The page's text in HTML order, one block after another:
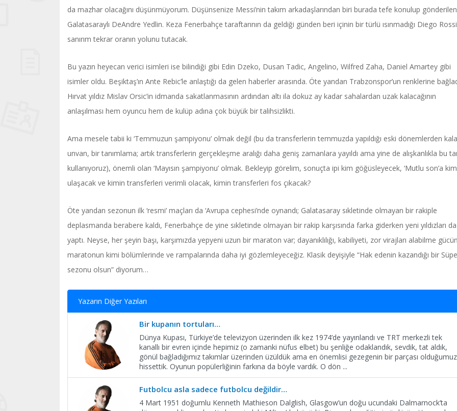
da mazhar olacağını düşünmüyorum. Düşünsenize Messi’nin takım arkadaşlarından biri burada tefe konulup
Galatasaraylı DeAndre Yedlin. Keza Fenerbahçe taraftarının da geldiği günden beri içinin bir türlü ısınmadığı Diego
sanırım tekrar oranın yolunu tutacak.
Bu yazın heyecan verici isimleri ise bilindiği gibi Edin Dzeko, Dusan Tadic, Angelino, Wilfred Zaha, Daniel Amartey gibi
isimler oldu. Beşiktaş’ın Ante Rebic’le anlaştığı da gelen haberler arasında. Öte yandan Trabzonspor’un renklerine
Hırvat yıldız Mislav Orsic’in idmanda sakatlanmasının ardından altı ila dokuz ay kadar sahalardan uzak kalacağının
anlaşılması hem oyuncu hem de kulüp adına çok büyük bir talihsizlikti.
Ama mesele tabii ki ‘Temmuzun şampiyonu’ olmak değil (bu da transferlerin temmuzda yapıldığı eski dönemlerden
unvan, bir tanımlama; artık transferlerin gerçekleşme aralığı daha geniş zamanlara yayıldı ama yine de alışkanlıkla bu
kullanıyoruz), önemli olan ‘Mayısın şampiyonu’ olmak. Bekleyip görelim, sonuçta ipi kim göğüsleyecek, ‘Mutlu son’a kim
ulaşacak ve kimin transferleri verimli olacak, kimin transferleri fos çıkacak?
Öte yandan sezonun ilk ‘resmi’ maçları da ‘Avrupa cephesi’nde oynandı; Galatasaray sıkletinde olmayan bir rakiple
deplasmanda berabere kaldı, Fenerbahçe de yine sıkletinde olmayan bir rakip karşısında farka giderken yeni yıldızları
yaptı. Neyse, her şeyin başı, karşımızda yepyeni uzun bir maraton var; dayanıklılığı, kabiliyeti, zor virajları alabilme
maratonun kimi bölümlerinde ve rampalarında daha iyi gözlemleyeceğiz. Klasik deyişiyle “Hak edenin kazandığı bir
sezonu olsun” diyorum…
Yazarın Diğer Yazıları
Bir kupanın tortuları…
Dünya Kupası, Türkiye’de televizyon üzerinden ilk kez 1974’de yayınlandı ve TRT merkezli tek
kanallı bir evren içinde hepimiz (o zamanki nüfus elbet) bu şenliğe odaklandık, sevdik, tat aldık,
gönül bağladığımız takımlar üzerinden üzüldük ama en önemlisi gezegenin bir parçası
hissettik. Oyunun popülerliğinin farkına da böyle vardık. O dön ...
Futbolcu asla sadece futbolcu değildir…
4 Mart 1951 doğumlu Kenneth Mathieson Dalglish, Glasgow’un doğu ucundaki Dalmarnock’ta